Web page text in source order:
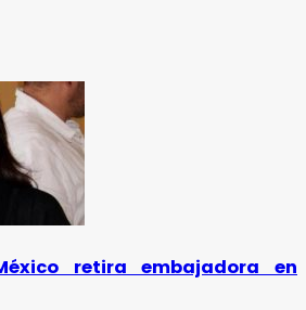
retira embajadora en